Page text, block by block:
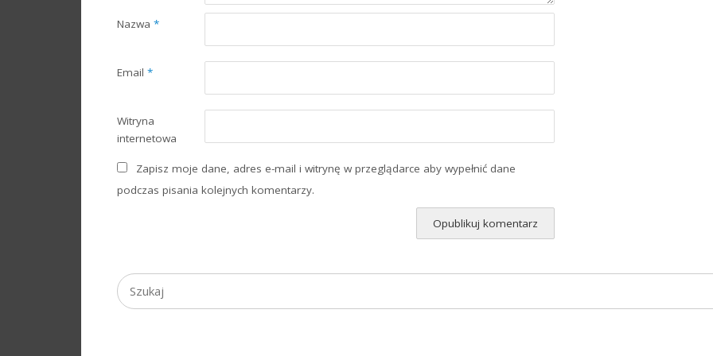
Nazwa *
Email *
Witryna
internetowa
Zapisz moje dane, adres e-mail i witrynę w przeglądarce aby wypełnić dane
podczas pisania kolejnych komentarzy.